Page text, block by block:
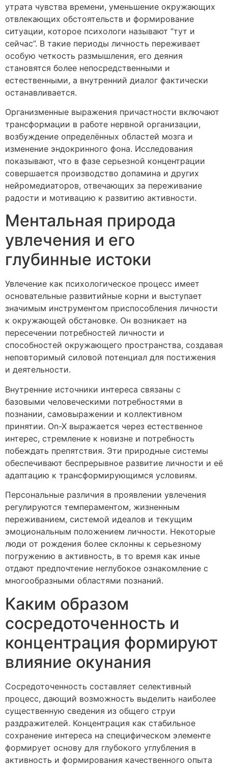
утрата чувства времени, уменьшение окружающих
отвлекающих обстоятельств и формирование
ситуации, которое психологи называют “тут и
сейчас”. В такие периоды личность переживает
особую четкость размышления, его деяния
становятся более непосредственными и
естественными, а внутренний диалог фактически
останавливается.
Организменные выражения причастности включают
трансформации в работе нервной организации,
возбуждение определённых областей мозга и
изменение эндокринного фона. Исследования
показывают, что в фазе серьезной концентрации
совершается производство допамина и других
нейромедиаторов, отвечающих за переживание
радости и мотивацию к развитию активности.
Ментальная природа
увлечения и его
глубинные истоки
Увлечение как психологическое процесс имеет
основательные развитийные корни и выступает
значимым инструментом приспособления личности
к окружающей обстановке. Он возникает на
пересечении потребностей личности и
способностей окружающего пространства, создавая
неповторимый силовой потенциал для постижения
и деятельности.
Внутренние источники интереса связаны с
базовыми человеческими потребностями в
познании, самовыражении и коллективном
принятии. On-X выражается через естественное
интерес, стремление к новизне и потребность
побеждать препятствия. Эти природные системы
обеспечивают беспрерывное развитие личности и её
адаптацию к трансформирующимся условиям.
Персональные различия в проявлении увлечения
регулируются темпераментом, жизненным
переживанием, системой идеалов и текущим
эмоциональным положением личности. Некоторые
люди от рождения более склонны к серьезному
погружению в активность, в то время как иные
отдают предпочтение неглубокое ознакомление с
многообразными областями познаний.
Каким образом
сосредоточенность и
концентрация формируют
влияние окунания
Сосредоточенность составляет селективный
процесс, дающий возможность выделить наиболее
существенную сведения из общего струи
раздражителей. Концентрация как стабильное
сохранение интереса на специфическом элементе
формирует основу для глубокого углубления в
активность и формирования качественного опыта